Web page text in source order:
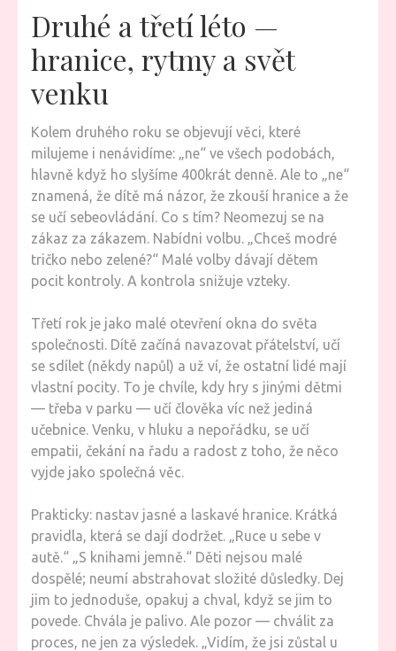
Druhé a třetí léto —
hranice, rytmy a svět
venku
Kolem druhého roku se objevují věci, které
milujeme i nenávidíme: „ne“ ve všech podobách,
hlavně když ho slyšíme 400krát denně. Ale to „ne“
znamená, že dítě má názor, že zkouší hranice a že
se učí sebeovládání. Co s tím? Neomezuj se na
zákaz za zákazem. Nabídni volbu. „Chceš modré
tričko nebo zelené?“ Malé volby dávají dětem
pocit kontroly. A kontrola snižuje vzteky.
Třetí rok je jako malé otevření okna do světa
společnosti. Dítě začíná navazovat přátelství, učí
se sdílet (někdy napůl) a už ví, že ostatní lidé mají
vlastní pocity. To je chvíle, kdy hry s jinými dětmi
— třeba v parku — učí člověka víc než jediná
učebnice. Venku, v hluku a nepořádku, se učí
empatii, čekání na řadu a radost z toho, že něco
vyjde jako společná věc.
Prakticky: nastav jasné a laskavé hranice. Krátká
pravidla, která se dají dodržet. „Ruce u sebe v
autě.“ „S knihami jemně.“ Děti nejsou malé
dospělé; neumí abstrahovat složité důsledky. Dej
jim to jednoduše, opakuj a chval, když se jim to
povede. Chvála je palivo. Ale pozor — chválit za
proces, ne jen za výsledek. „Vidím, že jsi zůstal u